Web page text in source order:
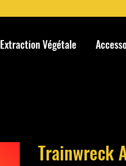
Extraction Végétale
Trainwreck